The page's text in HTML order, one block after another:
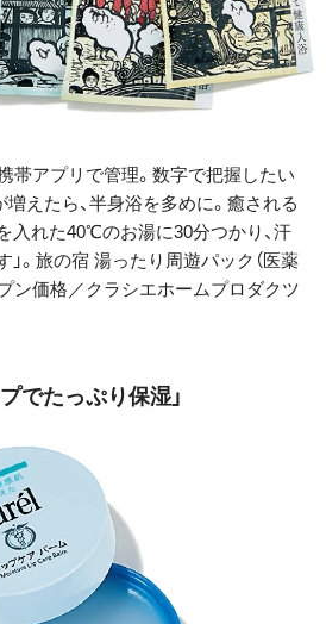
帯アプリで管理。数字で把握したい
えたら、半身浴を多めに。癒される
入れた40℃のお湯に30分つかり、汗
。旅の宿 湯ったり周遊パック（医薬
ン価格／クラシエホームプロダクツ
でたっぷり保湿」